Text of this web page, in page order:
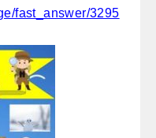
fast_answer/3295